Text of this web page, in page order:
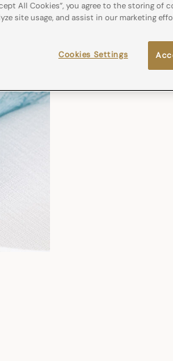
All Cookies”, you agree to the storing of
site usage, and assist in our marketing
Cookies Settings